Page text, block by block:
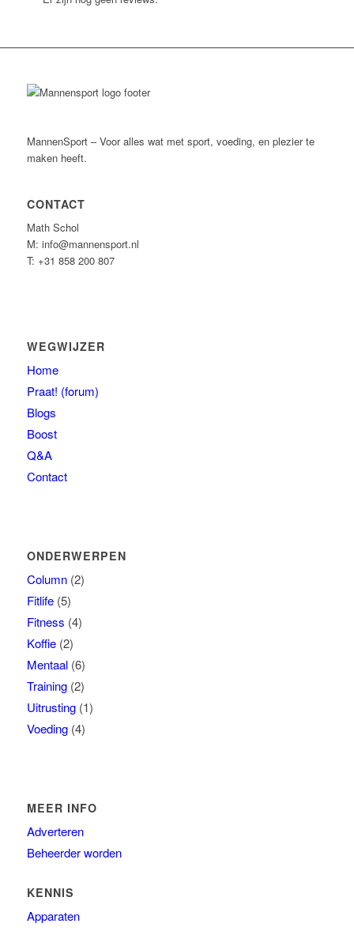
MannenSport – Voor alles wat met sport, voeding, en plezier te
maken heeft.
CONTACT
Math Schol
M: info@mannensport.nl
T: +31 858 200 807
WEGWIJZER
Home
Praat! (forum)
Blogs
Boost
Q&A
Contact
ONDERWERPEN
Column(2)
Fitlife(5)
Fitness (4)
Koffie(2)
Mentaal(6)
Training(2)
Uitrusting(1)
Voeding(4)
MEER INFO
Adverteren
Beheerder worden
KENNIS
Apparaten